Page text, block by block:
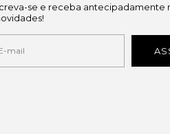
se e receba antecipadamente